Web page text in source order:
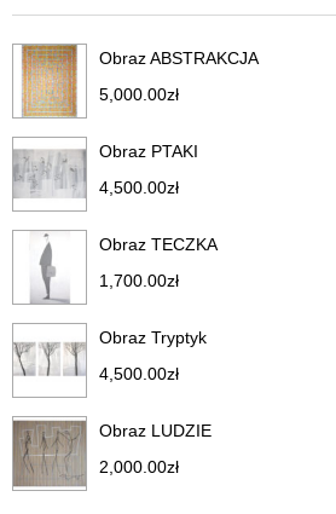
Obraz ABSTRAKCJA
5,000.00zł
Obraz PTAKI
4,500.00zł
Obraz TECZKA
1,700.00zł
Obraz Tryptyk
4,500.00zł
Obraz LUDZIE
2,000.00zł